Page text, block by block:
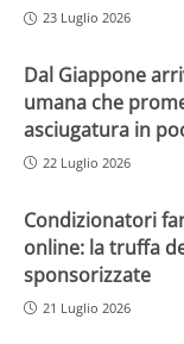
23 Luglio 2026
Dal Giappone
umana che
asciugatura in
22 Luglio 2026
Condizionatori
online: la truffa
sponsorizzate
21 Luglio 2026